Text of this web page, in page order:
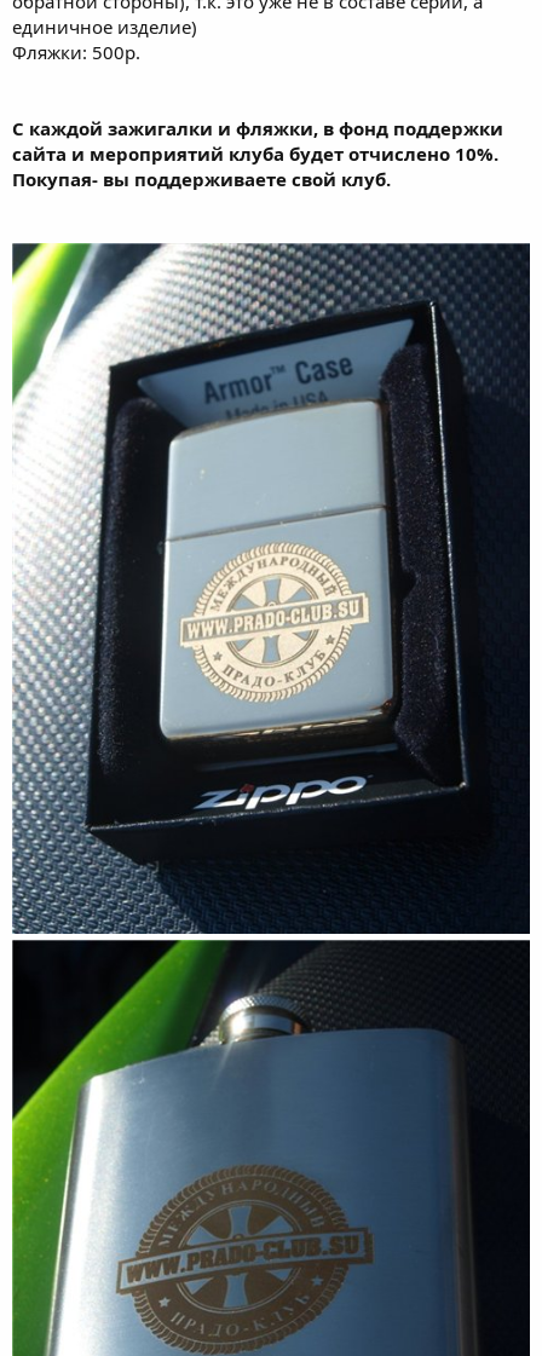
единичное изделие)
Фляжки: 500р.
С каждой зажигалки и фляжки, в фонд поддержки
сайта и мероприятий клуба будет отчислено 10%.
Покупая- вы поддерживаете свой клуб.